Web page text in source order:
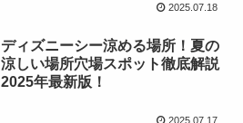
2025.07.18
ディズニーシー涼める場所！夏の
涼しい場所穴場スポット徹底解説
2025年最新版！
2025.07.17